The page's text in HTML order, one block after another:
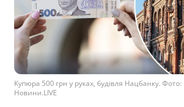
Купюра 500 грн у руках, будівля Нацбанку.
Новини.LIVE